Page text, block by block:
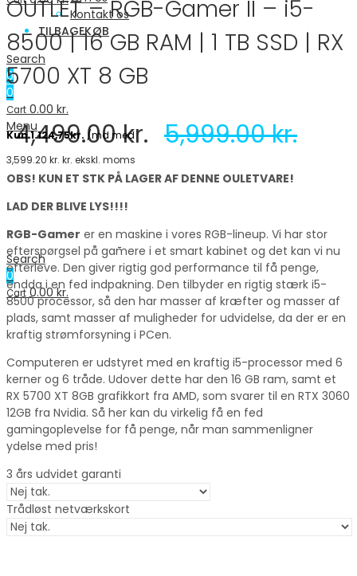
Kontakt os
TILBAGEKØB
Search
0
0
Cart 0.00 kr.
Menu
Search
0
Cart 0.00kr.
OUTLET – RGB-Gamer II – i5-
8500 | 16 GB RAM | 1 TB SSD | RX
5700 XT 8 GB
4,499.00kr. 5,999.00kr.
3,599.20 kr. kr. ekskl. moms
OBS! KUN ET STK PÅ LAGER AF DENNE OULETVARE!
LAD DER BLIVE LYS!!!!
RGB-Gamer er en maskine i vores RGB-lineup. Vi har stor
efterspørgsel på gamere i et smart kabinet og det kan vi nu
efterleve. Den giver rigtig god performance til få penge,
endda i en fed indpakning. Den tilbyder en rigtig stærk i5-
8500 processor, så den har masser af kræfter og masser af
plads, samt masser af muligheder for udvidelse, da der er en
kraftig strømforsyning i PCen.
Computeren er udstyret med en kraftig i5-processor med 6
kerner og 6 tråde. Udover dette har den 16 GB ram, samt et
RX 5700 XT 8GB grafikkort fra AMD, som svarer til en RTX 3060
12GB fra Nvidia. Så her kan du virkelig få en fed
gamingoplevelse for få penge, når man sammenligner
ydelse med pris!
3 års udvidet garanti
Trådløst netværkskort